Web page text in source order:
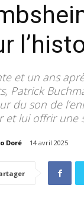
et un ans
Patrick
du son de
et lui offrir une
Doré 14 avril 2025